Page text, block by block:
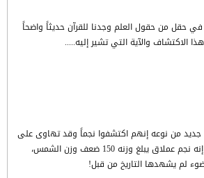
حقل من حقول العلم وجدنا للقرآن حديثاً واضحاً
الاكتشاف والآية التي تشير إليه.....
من نوعه إنهم اكتشفوا نجماً وقد تهاوى على
نفسه وانفجر بشكل مروع. إنه نجم عملاق يبلغ وزنه 150 ضعف وزن الشمس،
لم يشهدها التاريخ من قبل!